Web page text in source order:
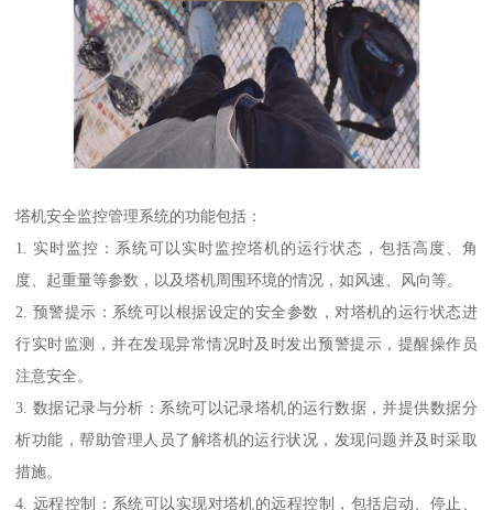
塔机安全监控管理系统的功能包括：
1. 实时监控：系统可以实时监控塔机的运行状态，包括高度、角
度、起重量等参数，以及塔机周围环境的情况，如风速、风向等。
2. 预警提示：系统可以根据设定的安全参数，对塔机的运行状态进
行实时监测，并在发现异常情况时及时发出预警提示，提醒操作员
注意安全。
3. 数据记录与分析：系统可以记录塔机的运行数据，并提供数据分
析功能，帮助管理人员了解塔机的运行状况，发现问题并及时采取
措施。
4. 远程控制：系统可以实现对塔机的远程控制，包括启动、停止、